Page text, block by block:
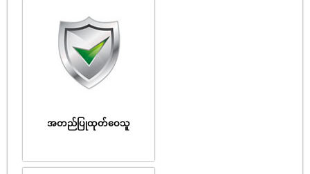
အတည်ပြုထုတ်ဝေသူ